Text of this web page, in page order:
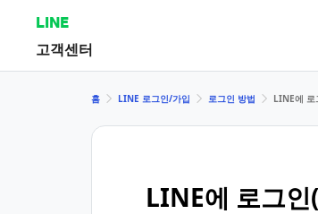
LINE
고객센터
홈 LINE 로그인/가입 로그인 방법 LINE에 로
LINE에 로그